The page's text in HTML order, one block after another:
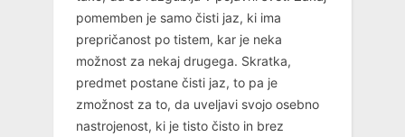
pomemben je samo čisti jaz, ki ima
prepričanost po tistem, kar je neka
možnost za nekaj drugega. Skratka,
predmet postane čisti jaz, to pa je
zmožnost za to, da uveljavi svojo osebno
nastrojenost, ki je tisto čisto in brez